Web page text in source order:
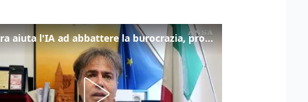
La fibra aiuta l'IA ad abbattere la burocrazia, progetto pilota in Veneto